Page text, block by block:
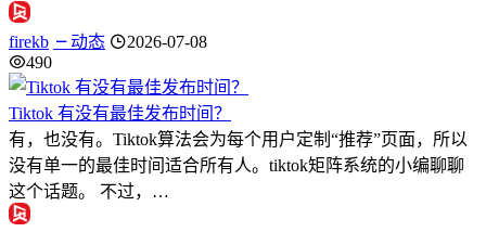
firekb 动态
2026-07-08
490
Tiktok 有没有最佳发布时间？
有，也没有。Tiktok算法会为每个用户定制“推荐”页面，所以
没有单一的最佳时间适合所有人。tiktok矩阵系统的小编聊聊
这个话题。 不过，…